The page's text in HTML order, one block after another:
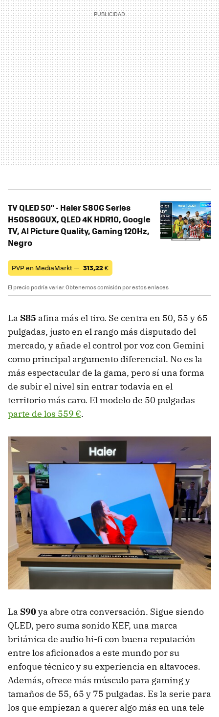
TV QLED 50" - Haier S80G Series
H50S80GUX, QLED 4K HDR10, Google
TV, AI Picture Quality, Gaming 120Hz,
Negro
PVP en MediaMarkt — 313,22 €
El precio podría variar. Obtenemos comisión por estos enlaces
La S85 afina más el tiro. Se centra en 50, 55 y 65
pulgadas, justo en el rango más disputado del
mercado, y añade el control por voz con Gemini
como principal argumento diferencial. No es la
más espectacular de la gama, pero sí una forma
de subir el nivel sin entrar todavía en el
territorio más caro. El modelo de 50 pulgadas
parte de los 559 €.
La S90ya abre otra conversación. Sigue siendo
QLED, pero suma sonido KEF, una marca
británica de audio hi-fi con buena reputación
entre los aficionados a este mundo por su
enfoque técnico y su experiencia en altavoces.
Además, ofrece más músculo para gaming y
tamaños de 55, 65 y 75 pulgadas. Es la serie para
los que empiezan a querer algo más en una tele